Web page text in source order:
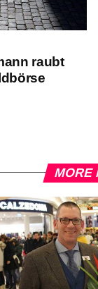
raubt
MORE